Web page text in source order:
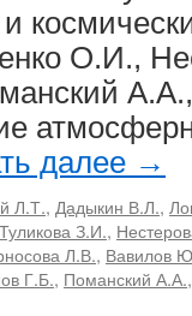
и
О.И.,
далее →
Л.Т., Дадыкин В.Л.,
Туликова З.И.,
Л.В., Вавилов
Г.Б., Поманский А.А.